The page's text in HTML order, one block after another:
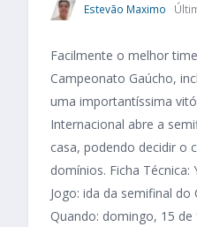
Estevão Maximo
Facilmente o melhor
Campeonato Gaúcho,
uma importantíssima
Internacional abre a
casa, podendo decidir o
domínios. Ficha Técnica:
Jogo: ida da semifinal
Quando: domingo, 15 de